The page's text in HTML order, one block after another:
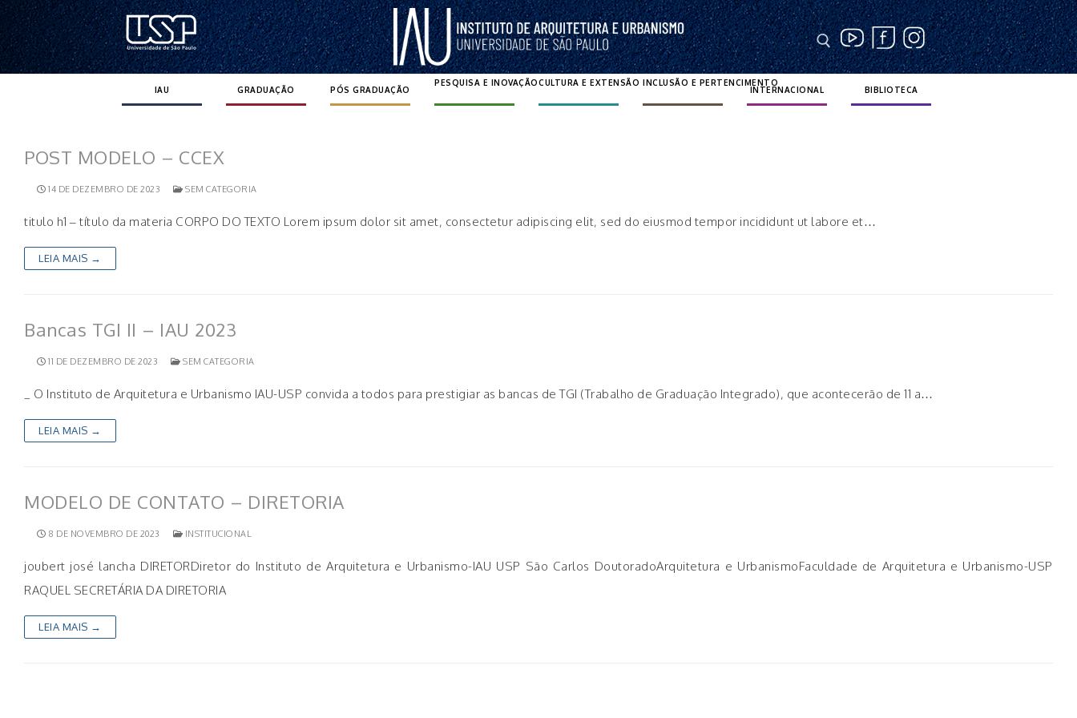
Pular
para
o
Pesquisar por:
IAU GRADUAÇÃO PÓS GRADUAÇÃO
PESQUISA E INOVAÇÃOCULTURA E EXTENSÃO INCLUSÃO E PERTENCIMENTO
INTERNACIONAL BIBLIOTECA
POST MODELO – CCEX
14 DE DEZEMBRO DE 2023 SEM CATEGORIA
titulo h1 – título da materia CORPO DO TEXTO Lorem ipsum dolor sit amet, consectetur adipiscing elit, sed do eiusmod tempor incididunt ut labore et…
LEIA MAIS →
Bancas TGI II – IAU 2023
11 DE DEZEMBRO DE 2023 SEM CATEGORIA
_ O Instituto de Arquitetura e Urbanismo IAU-USP convida a todos para prestigiar as bancas de TGI (Trabalho de Graduação Integrado), que acontecerão de 11 a…
LEIA MAIS →
MODELO DE CONTATO – DIRETORIA
8 DE NOVEMBRO DE 2023 INSTITUCIONAL
joubert josé lancha DIRETORDiretor do Instituto de Arquitetura e Urbanismo-IAU USP São Carlos DoutoradoArquitetura e UrbanismoFaculdade de Arquitetura e Urbanismo-USP
RAQUEL SECRETÁRIA DA DIRETORIA
LEIA MAIS →